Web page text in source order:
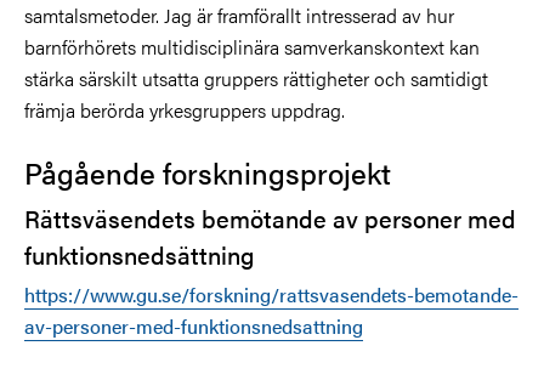
samtalsmetoder. Jag är framförallt intresserad av hur
barnförhörets multidisciplinära samverkanskontext kan
stärka särskilt utsatta gruppers rättigheter och samtidigt
främja berörda yrkesgruppers uppdrag.
Pågående forskningsprojekt
Rättsväsendets bemötande av personer med
funktionsnedsättning
https://www.gu.se/forskning/rattsvasendets-bemotande-
av-personer-med-funktionsnedsattning